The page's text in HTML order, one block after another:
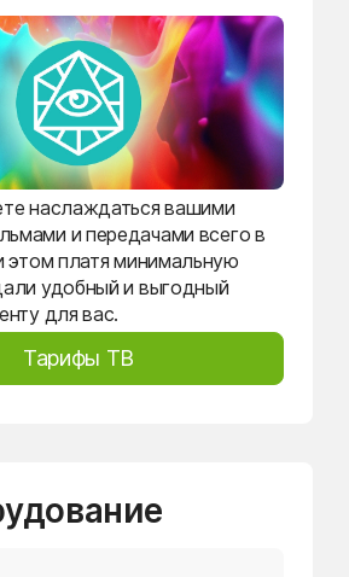
наслаждаться вашими
и передачами всего в
этом платя минимальную
удобный и выгодный
для вас.
Тарифы ТВ